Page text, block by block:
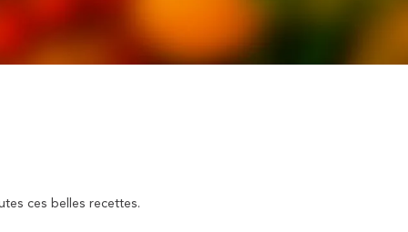
ces belles recettes.